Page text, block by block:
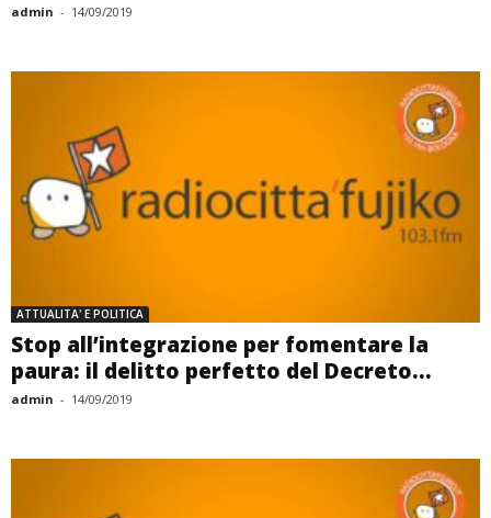
admin - 14/09/2019
ATTUALITA' E POLITICA
Stop all’integrazione per fomentare la
paura: il delitto perfetto del Decreto...
admin - 14/09/2019